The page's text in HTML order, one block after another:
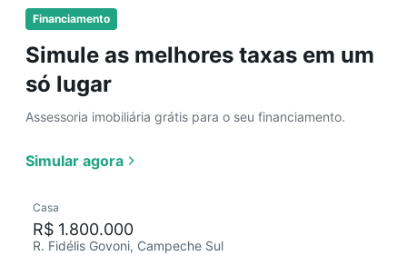
Financiamento
Simule as melhores taxas em um
só lugar
Assessoria imobiliária grátis para o seu financiamento.
Simular agora
Casa
R$ 1.800.000
R. Fidélis Govoni, Campeche Sul